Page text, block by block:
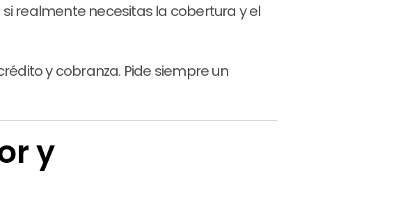
realmente necesitas la cobertura y el
y cobranza. Pide siempre un
y